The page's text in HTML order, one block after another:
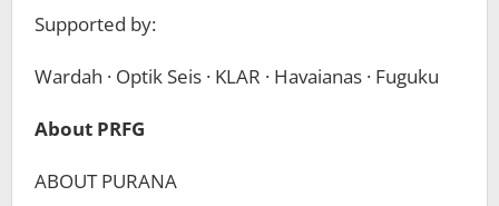
Supported by:
Wardah · Optik Seis · KLAR · Havaianas · Fuguku
About PRFG
ABOUT PURANA